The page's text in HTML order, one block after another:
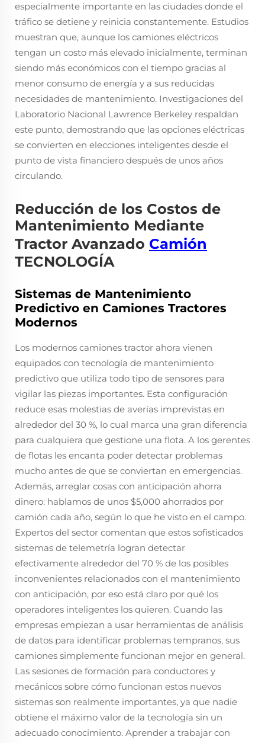
especialmente importante en las ciudades donde el
tráfico se detiene y reinicia constantemente. Estudios
muestran que, aunque los camiones eléctricos
tengan un costo más elevado inicialmente, terminan
siendo más económicos con el tiempo gracias al
menor consumo de energía y a sus reducidas
necesidades de mantenimiento. Investigaciones del
Laboratorio Nacional Lawrence Berkeley respaldan
este punto, demostrando que las opciones eléctricas
se convierten en elecciones inteligentes desde el
punto de vista financiero después de unos años
circulando.
Reducción de los Costos de
Mantenimiento Mediante
Tractor Avanzado Camión
TECNOLOGÍA
Sistemas de Mantenimiento
Predictivo en Camiones Tractores
Modernos
Los modernos camiones tractor ahora vienen
equipados con tecnología de mantenimiento
predictivo que utiliza todo tipo de sensores para
vigilar las piezas importantes. Esta configuración
reduce esas molestias de averías imprevistas en
alrededor del 30 %, lo cual marca una gran diferencia
para cualquiera que gestione una flota. A los gerentes
de flotas les encanta poder detectar problemas
mucho antes de que se conviertan en emergencias.
Además, arreglar cosas con anticipación ahorra
dinero: hablamos de unos $5,000 ahorrados por
camión cada año, según lo que he visto en el campo.
Expertos del sector comentan que estos sofisticados
sistemas de telemetría logran detectar
efectivamente alrededor del 70 % de los posibles
inconvenientes relacionados con el mantenimiento
con anticipación, por eso está claro por qué los
operadores inteligentes los quieren. Cuando las
empresas empiezan a usar herramientas de análisis
de datos para identificar problemas tempranos, sus
camiones simplemente funcionan mejor en general.
Las sesiones de formación para conductores y
mecánicos sobre cómo funcionan estos nuevos
sistemas son realmente importantes, ya que nadie
obtiene el máximo valor de la tecnología sin un
adecuado conocimiento. Aprender a trabajar con